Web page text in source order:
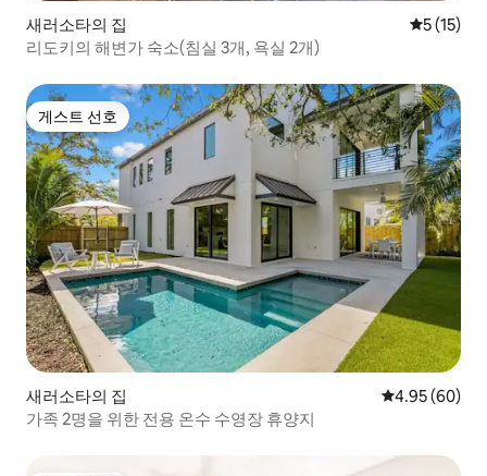
새러소타의 집 평점 5점
5 (15)
리도키의 해변가 숙소(침실 3개, 욕실 2개)
게스트 선호
게스트 선호
새러소타의 집 평점 4.95점(5
4.95 (60)
가족 2명을 위한 전용 온수 수영장 휴양지